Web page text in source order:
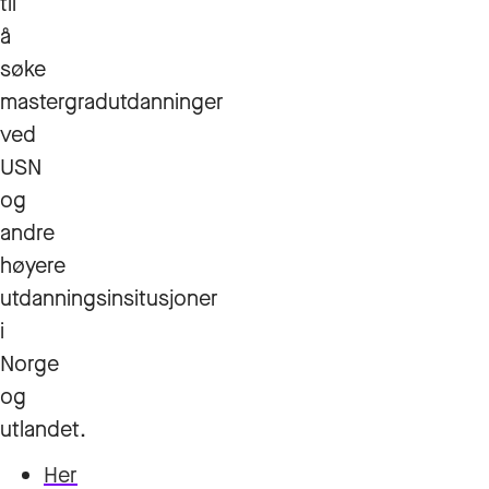
å
søke
mastergradutdanninger
ved
USN
og
andre
høyere
utdanningsinsitusjoner
i
Norge
og
utlandet.
Her